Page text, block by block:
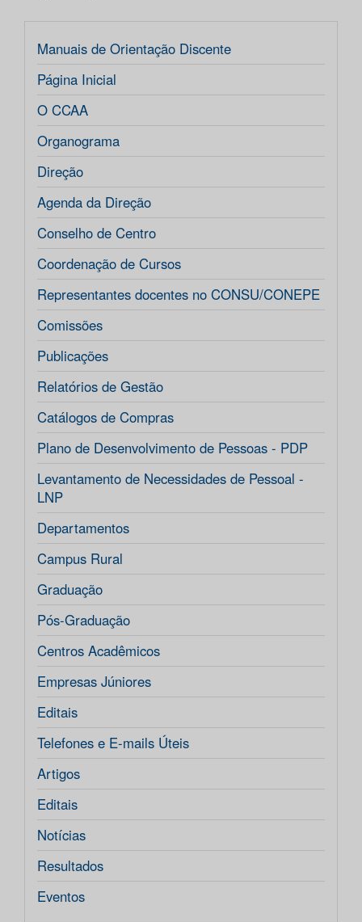
Manuais de Orientação Discente
Página Inicial
O CCAA
Organograma
Direção
Agenda da Direção
Conselho de Centro
Coordenação de Cursos
Representantes docentes no CONSU/CONEPE
Comissões
Publicações
Relatórios de Gestão
Catálogos de Compras
Plano de Desenvolvimento de Pessoas - PDP
Levantamento de Necessidades de Pessoal -
LNP
Departamentos
Campus Rural
Graduação
Pós-Graduação
Centros Acadêmicos
Empresas Júniores
Editais
Telefones e E-mails Úteis
Artigos
Editais
Notícias
Resultados
Eventos